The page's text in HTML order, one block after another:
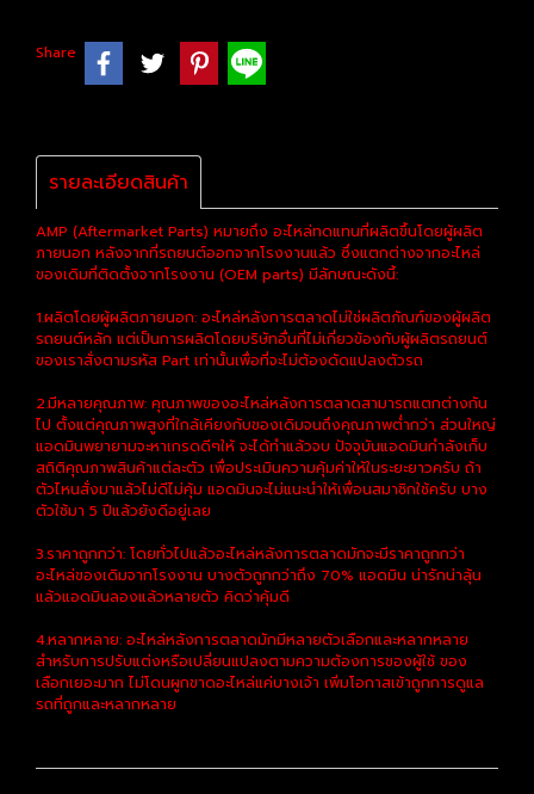
Share
รายละเอียดสินค้า
AMP (Aftermarket Parts) หมายถึง อะไหล่ทดแทนที่ผลิตขึ้นโดยผู้ผลิต
ภายนอก หลังจากที่รถยนต์ออกจากโรงงานแล้ว ซึ่งแตกต่างจากอะไหล่
ของเดิมที่ติดตั้งจากโรงงาน (OEM parts) มีลักษณะดังนี้:
1.ผลิตโดยผู้ผลิตภายนอก: อะไหล่หลังการตลาดไม่ใช่ผลิตภัณฑ์ของผู้ผลิต
รถยนต์หลัก แต่เป็นการผลิตโดยบริษัทอื่นที่ไม่เกี่ยวข้องกับผู้ผลิตรถยนต์
ของเราสั่งตามรหัส Part เท่านั้นเพื่อที่จะไม่ต้องดัดแปลงตัวรถ
2.มีหลายคุณภาพ: คุณภาพของอะไหล่หลังการตลาดสามารถแตกต่างกัน
ไป ตั้งแต่คุณภาพสูงที่ใกล้เคียงกับของเดิมจนถึงคุณภาพต่ำกว่า ส่วนใหญ่
แอดมินพยายามจะหาเกรดดีๆให้ จะได้ทำแล้วจบ ปัจจุบันแอดมินกำลังเก็บ
สถิติคุณภาพสินค้าแต่ละตัว เพื่อประเมินความคุ้มค่าให้ในระยะยาวครับ ถ้า
ตัวไหนสั่งมาแล้วไม่ดีไม่คุ้ม แอดมินจะไม่แนะนำให้เพื่อนสมาชิกใช้ครับ บาง
ตัวใช้มา 5 ปีแล้วยังดีอยู่เลย
3.ราคาถูกกว่า: โดยทั่วไปแล้วอะไหล่หลังการตลาดมักจะมีราคาถูกกว่า
อะไหล่ของเดิมจากโรงงาน บางตัวถูกกว่าถึง 70% แอดมิน น่ารักน่าลุ้น
แล้วแอดมินลองแล้วหลายตัว คิดว่าคุ้มดี
4.หลากหลาย: อะไหล่หลังการตลาดมักมีหลายตัวเลือกและหลากหลาย
สำหรับการปรับแต่งหรือเปลี่ยนแปลงตามความต้องการของผู้ใช้ ของ
เลือกเยอะมาก ไม่โดนผูกขาดอะไหล่แค่บางเจ้า เพิ่มโอกาสเข้าถูกการดูแล
รถที่ถูกและหลากหลาย